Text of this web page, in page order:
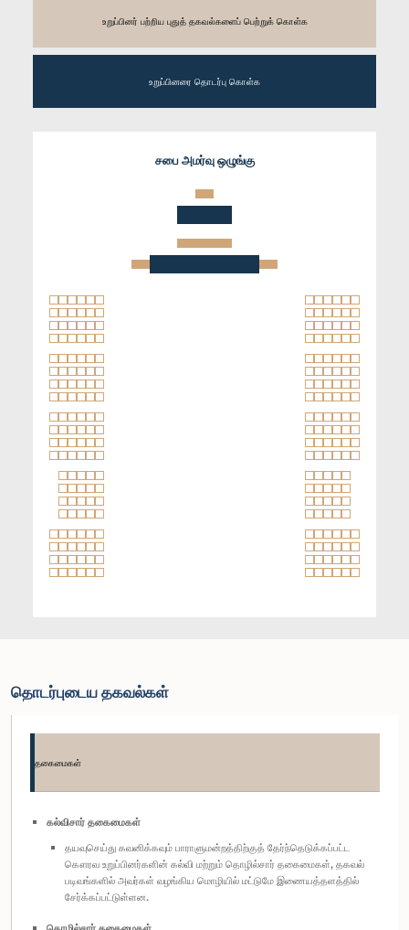
உறுப்பினர் பற்றிய புதுத் தகவல்களைப் பெற்றுக் கொள்க
உறுப்பினரை தொடர்பு கொள்க
சபை அமர்வு ஒழுங்கு
தொடர்புடைய தகவல்கள்
தகைமைகள்
கல்விசார் தகைமைகள்
தயவுசெய்து கவனிக்கவும் பாராளுமன்றத்திற்குத் தேர்ந்தெடுக்கப்பட்ட
கௌரவ உறுப்பினர்களின் கல்வி மற்றும் தொழில்சார் தகைமைகள், தகவல்
படிவங்களில் அவர்கள் வழங்கிய மொழியில் மட்டுமே இணையத்தளத்தில்
சேர்க்கப்பட்டுள்ளன.